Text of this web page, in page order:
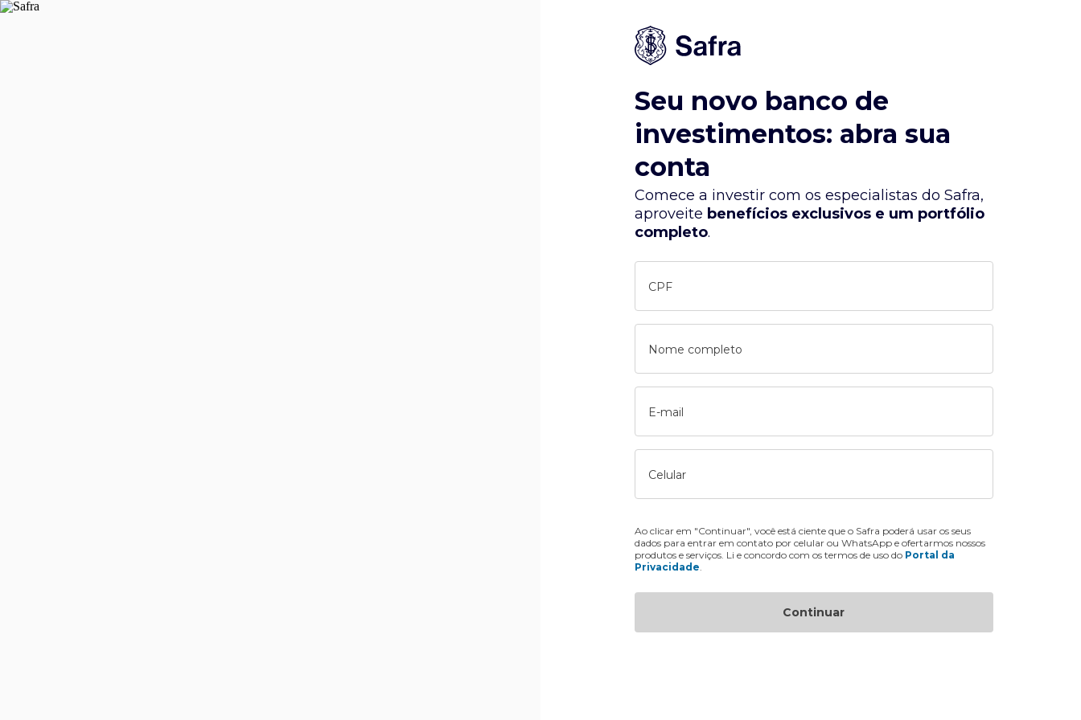
Seu novo banco de
investimentos: abra sua
conta
Comece a investir com os especialistas do Safra,
aproveite benefícios exclusivos e um portfólio
completo.
CPF
Nome completo
E-mail
Celular
Ao clicar em "Continuar", você está ciente que o Safra poderá usar os seus
dados para entrar em contato por celular ou WhatsApp e ofertarmos nossos
produtos e serviços. Li e concordo com os termos de uso do Portal da
Privacidade
Continuar